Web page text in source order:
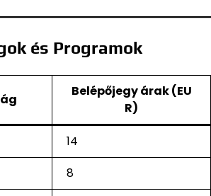
és Programok
Belépőjegy árak (EU
R)
14
8